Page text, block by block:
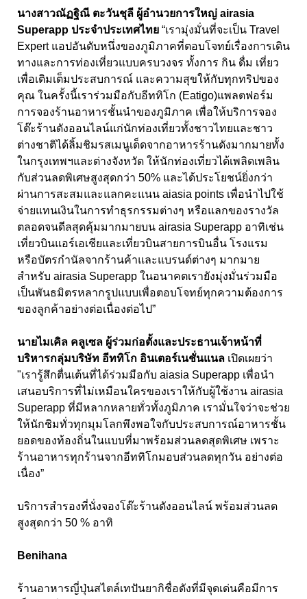
นางสาวณัฏฐิณี ตะวันชุลี ผู้อำนวยการใหญ่ airasia
Superapp ประจำประเทศไทย “เรามุ่งมั่นที่จะเป็น Travel
Expert แอปอันดับหนึ่งของภูมิภาคที่ตอบโจทย์เรื่องการเดิน
ทางและการท่องเที่ยวแบบครบวงจร ทั้งการ กิน ดื่ม เที่ยว
เพื่อเติมเต็มประสบการณ์ และความสุขให้กับทุกทริปของ
คุณ ในครั้งนี้เราร่วมมือกับอีททิโก (Eatigo)แพลตฟอร์ม
การจองร้านอาหารชั้นนำของภูมิภาค เพื่อให้บริการจอง
โต๊ะร้านดังออนไลน์แก่นักท่องเที่ยวทั้งชาวไทยและชาว
ต่างชาติได้ลิ้มชิมรสเมนูเด็ดจากอาหารร้านดังมากมายทั้ง
ในกรุงเทพฯและต่างจังหวัด ให้นักท่องเที่ยวได้เพลิดเพลิน
กับส่วนลดพิเศษสูงสุดกว่า 50% และได้ประโยชน์ยิ่งกว่า
ผ่านการสะสมและแลกคะแนน aiasia points เพื่อนำไปใช้
จ่ายแทนเงินในการทำธุรกรรมต่างๆ หรือแลกของรางวัล
ตลอดจนดีลสุดคุ้มมากมายบน airasia Superapp อาทิเช่น
เที่ยวบินแอร์เอเชียและเที่ยวบินสายการบินอื่น โรงแรม
หรือบัตรกำนัลจากร้านค้าและแบรนด์ต่างๆ มากมาย
สำหรับ airasia Superapp ในอนาคตเรายังมุ่งมั่นร่วมมือ
เป็นพันธมิตรหลากรูปแบบเพื่อตอบโจทย์ทุกความต้องการ
ของลูกค้าอย่างต่อเนื่องต่อไป”
นายไมเคิล คลูเซล ผู้ร่วมก่อตั้งและประธานเจ้าหน้าที่
บริหารกลุ่มบริษัท อีททิโก อินเตอร์เนชั่นแนล เปิดเผยว่า
"เรารู้สึกตื่นเต้นที่ได้ร่วมมือกับ aiasia Superapp เพื่อนำ
เสนอบริการที่ไม่เหมือนใครของเราให้กับผู้ใช้งาน airasia
Superapp ที่มีหลากหลายทั่วทั้งภูมิภาค เรามั่นใจว่าจะช่วย
ให้นักชิมทั่วทุกมุมโลกพึงพอใจกับประสบการณ์อาหารชั้น
ยอดของท้องถิ่นในแบบที่มาพร้อมส่วนลดสุดพิเศษ เพราะ
ร้านอาหารทุกร้านจากอีททิโกมอบส่วนลดทุกวัน อย่างต่อ
เนื่อง”
บริการสำรองที่นั่งจองโต๊ะร้านดังออนไลน์ พร้อมส่วนลด
สูงสุดกว่า 50 % อาทิ
Benihana
ร้านอาหารญี่ปุ่นสไตล์เทปันยากิชื่อดังที่มีจุดเด่นคือมีการ